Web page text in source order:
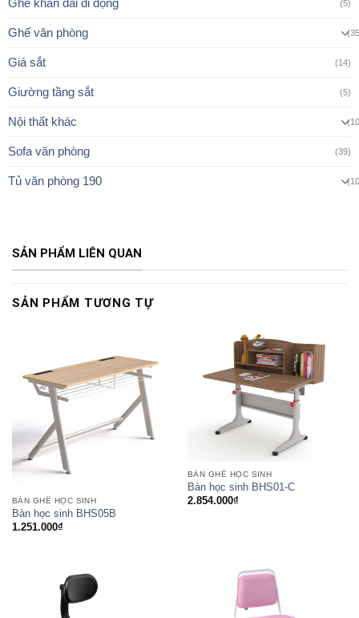
Ghế khán đài di động (5)
Ghế văn phòng
Giá sắt (14)
Giường tầng sắt (5)
Nội thất khác
Sofa văn phòng (39)
Tủ văn phòng 190
SẢN PHẨM LIÊN QUAN
SẢN PHẨM TƯƠNG TỰ
BÀN GHẾ HỌC SINH
Bàn học sinh BHS05B
1.251.000₫
BÀN GHẾ HỌC SINH
Bàn học sinh BHS01-C
2.854.000₫